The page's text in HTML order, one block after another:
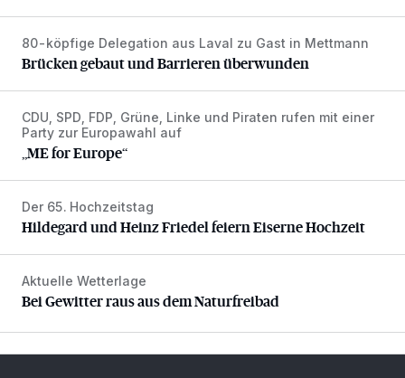
Brücken gebaut und Barrieren überwunden
80-köpfige Delegation aus Laval zu Gast in Mettmann
Brücken gebaut und Barrieren überwunden
„ME for Europe“
CDU, SPD, FDP, Grüne, Linke und Piraten rufen mit einer
Party zur Europawahl auf
„ME for Europe“
Hildegard und Heinz Friedel feiern Eiserne Hochzeit
Der 65. Hochzeitstag
Hildegard und Heinz Friedel feiern Eiserne Hochzeit
Bei Gewitter raus aus dem Naturfreibad
Aktuelle Wetterlage
Bei Gewitter raus aus dem Naturfreibad